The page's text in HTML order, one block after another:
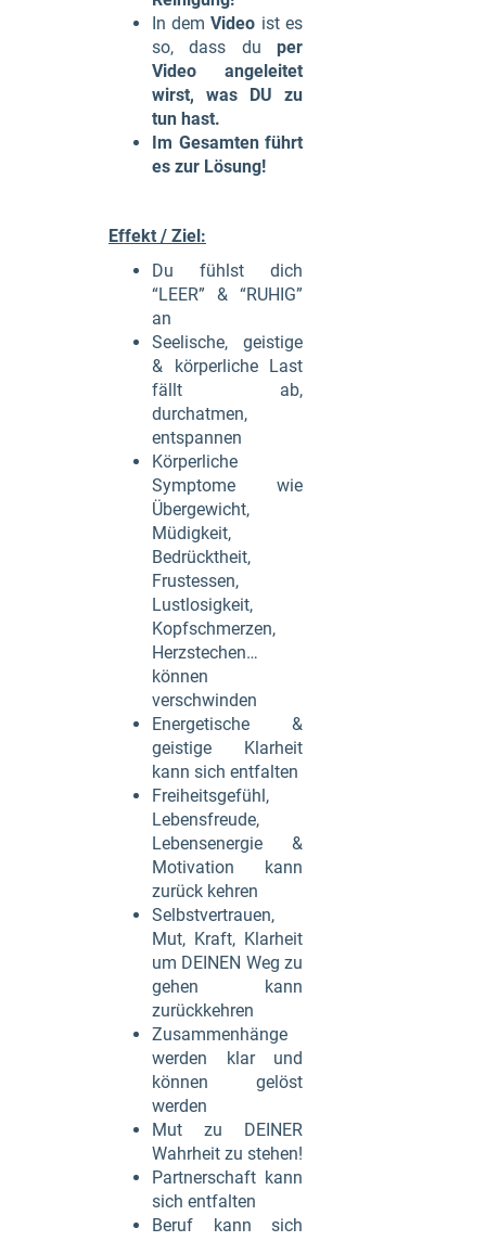
In dem Video ist es
so, dass du per
Video angeleitet
wirst, was DU zu
tun hast.
Im Gesamten führt
es zur Lösung!
Effekt / Ziel:
Du fühlst dich
“LEER” & “RUHIG”
an
Seelische, geistige
& körperliche Last
fällt ab,
durchatmen,
entspannen
Körperliche
Symptome wie
Übergewicht,
Müdigkeit,
Bedrücktheit,
Frustessen,
Lustlosigkeit,
Kopfschmerzen,
Herzstechen…
können
verschwinden
Energetische &
geistige Klarheit
kann sich entfalten
Freiheitsgefühl,
Lebensfreude,
Lebensenergie &
Motivation kann
zurück kehren
Selbstvertrauen,
Mut, Kraft, Klarheit
um DEINEN Weg zu
gehen kann
zurückkehren
Zusammenhänge
werden klar und
können gelöst
werden
Mut zu DEINER
Wahrheit zu stehen!
Partnerschaft kann
sich entfalten
Beruf kann sich